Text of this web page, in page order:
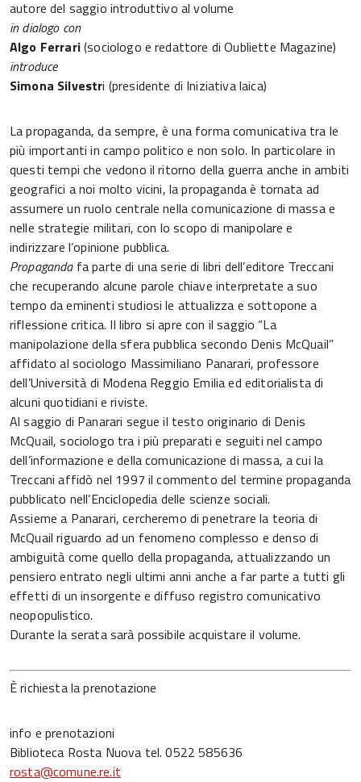
autore del saggio introduttivo al volume
in dialogo con
Algo Ferrari(sociologo e redattore di Oubliette Magazine)
introduce
Simona Silvestri (presidente di Iniziativa laica)
La propaganda, da sempre, è una forma comunicativa tra le
più importanti in campo politico e non solo. In particolare in
questi tempi che vedono il ritorno della guerra anche in ambiti
geografici a noi molto vicini, la propaganda è tornata ad
assumere un ruolo centrale nella comunicazione di massa e
nelle strategie militari, con lo scopo di manipolare e
indirizzare l’opinione pubblica.
Propagandafa parte di una serie di libri dell’editore Treccani
che recuperando alcune parole chiave interpretate a suo
tempo da eminenti studiosi le attualizza e sottopone a
riflessione critica. Il libro si apre con il saggio “La
manipolazione della sfera pubblica secondo Denis McQuail”
affidato al sociologo Massimiliano Panarari, professore
dell’Università di Modena Reggio Emilia ed editorialista di
alcuni quotidiani e riviste.
Al saggio di Panarari segue il testo originario di Denis
McQuail, sociologo tra i più preparati e seguiti nel campo
dell’informazione e della comunicazione di massa, a cui la
Treccani affidò nel 1997 il commento del termine propaganda
pubblicato nell’Enciclopedia delle scienze sociali.
Assieme a Panarari, cercheremo di penetrare la teoria di
McQuail riguardo ad un fenomeno complesso e denso di
ambiguità come quello della propaganda, attualizzando un
pensiero entrato negli ultimi anni anche a far parte a tutti gli
effetti di un insorgente e diffuso registro comunicativo
neopopulistico.
Durante la serata sarà possibile acquistare il volume.
È richiesta la prenotazione
info e prenotazioni
Biblioteca Rosta Nuova tel. 0522 585636
rosta@comune.re.it